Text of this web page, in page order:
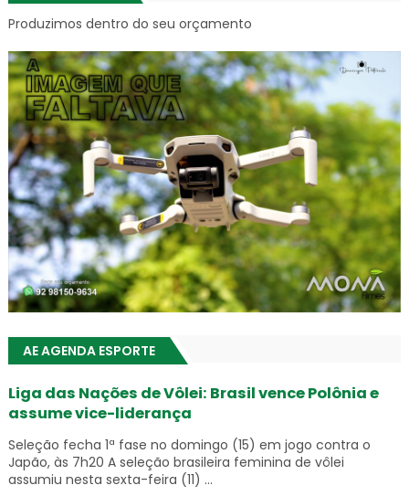
Produzimos dentro do seu orçamento
AE AGENDA ESPORTE
Liga das Nações de Vôlei: Brasil vence Polônia e
assume vice-liderança
Seleção fecha 1ª fase no domingo (15) em jogo contra o
Japão, às 7h20 A seleção brasileira feminina de vôlei
assumiu nesta sexta-feira (11) ...